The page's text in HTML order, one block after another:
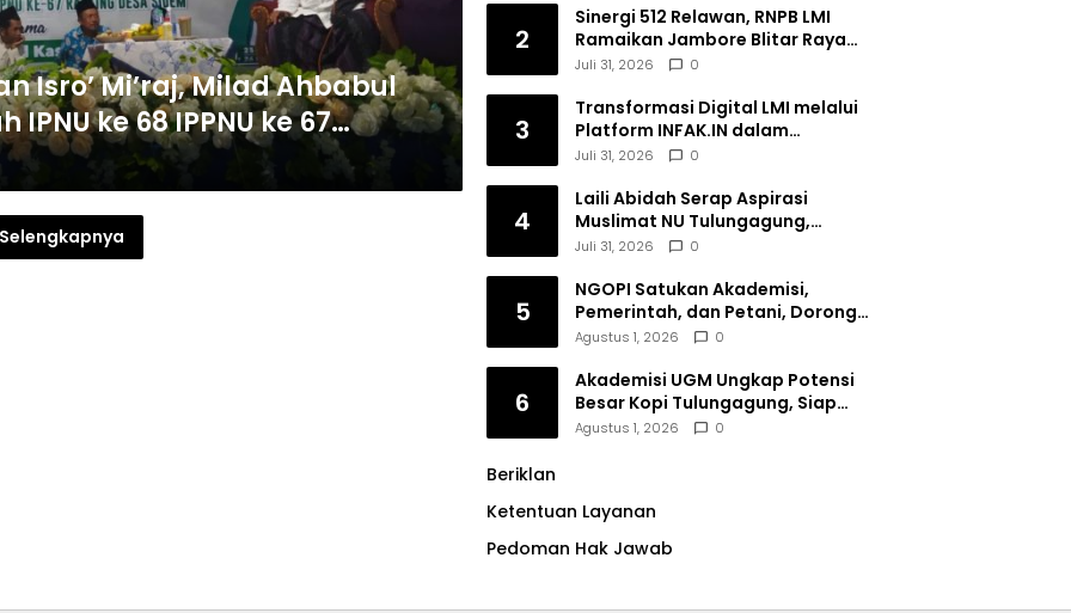
Isro’ Mi’raj, Milad Ahbabul
ke 68 IPPNU ke 67
Selengkapnya
2
Sinergi 512 Relawan, RNPB LMI
Ramaikan Jambore Blitar Raya
2026
Juli 31, 2026 0
3
Transformasi Digital LMI melalui
Platform INFAK.IN dalam
Meningkatkan Penghimpunan
Juli 31, 2026 0
4
Laili Abidah Serap Aspirasi
Muslimat NU Tulungagung,
Dorong Penguatan Peran
Juli 31, 2026 0
5
NGOPI Satukan Akademisi,
Pemerintah, dan Petani, Dorong
Konservasi Hutan serta Daya
Agustus 1, 2026 0
6
Akademisi UGM Ungkap Potensi
Besar Kopi Tulungagung, Siap
Bersaing di Pasar Nasional hingga
Agustus 1, 2026 0
Beriklan
Ketentuan Layanan
Pedoman Hak Jawab